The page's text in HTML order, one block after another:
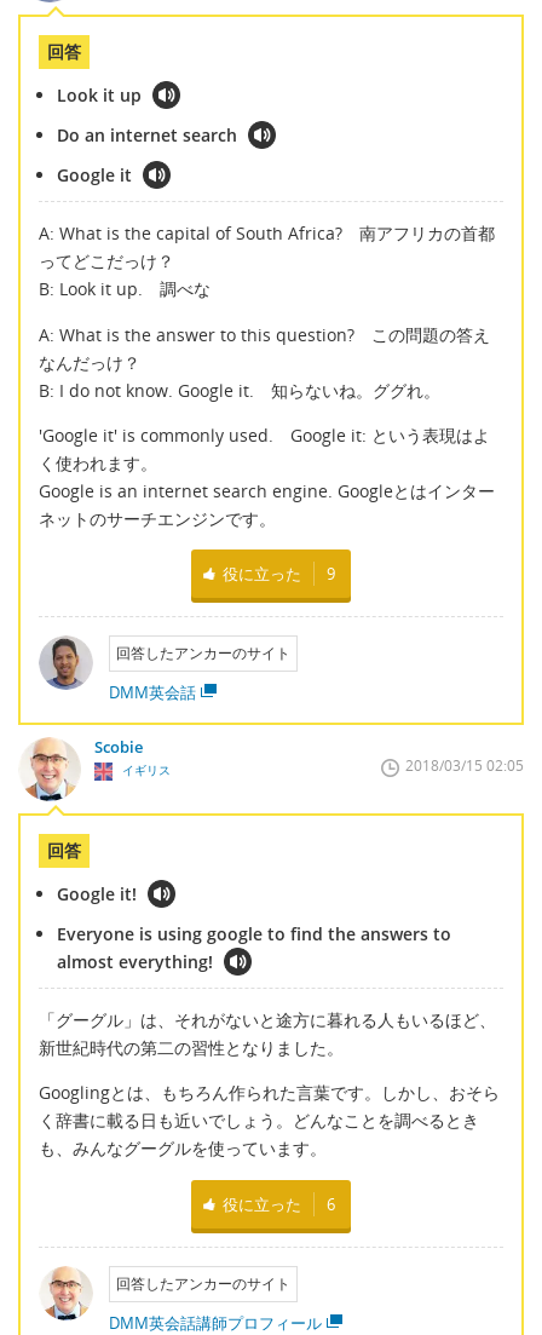
回答
Look it up
Do an internet search
Google it
A: What is the capital of South Africa? 南アフリカの首都
ってどこだっけ？
B: Look it up. 調べな
A: What is the answer to this question? この問題の答え
なんだっけ？
B: I do not know. Google it. 知らないね。ググれ。
'Google it' is commonly used. Google it: という表現はよ
く使われます。
Google is an internet search engine. Googleとはインター
ネットのサーチエンジンです。
役に立った 9
回答したアンカーのサイト
DMM英会話
Scobie
イギリス 2018/03/15 02:05
回答
Google it!
Everyone is using google to find the answers to
almost everything!
「グーグル」は、それがないと途方に暮れる人もいるほど、
新世紀時代の第二の習性となりました。
Googlingとは、もちろん作られた言葉です。しかし、おそら
く辞書に載る日も近いでしょう。どんなことを調べるとき
も、みんなグーグルを使っています。
役に立った 6
回答したアンカーのサイト
DMM英会話講師プロフィール